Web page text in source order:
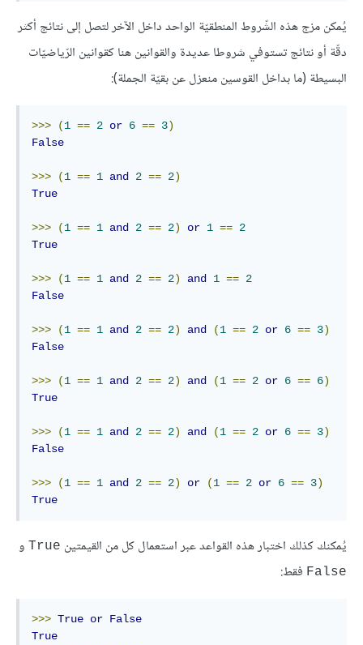
يُمكن مزج هذه الشّروط المنطقيّة الواحد داخل الآخر لتصل إلى نتائج أكثر
دقّة أو نتائج تستوفي شروطا عديدة والقوانين هنا كقوانين الرّياضيّات
البسيطة (ما بداخل القوسين منعزل عن بقيّة الجملة):
>>> (1 == 2 or 6 == 3)
False
>>> (1 == 1 and 2 == 2)
True
>>> (1 == 1 and 2 == 2) or 1 == 2
True
>>> (1 == 1 and 2 == 2) and 1 == 2
False
>>> (1 == 1 and 2 == 2) and (1 == 2 or 6 == 3)
False
>>> (1 == 1 and 2 == 2) and (1 == 2 or 6 == 6)
True
>>> (1 == 1 and 2 == 2) and (1 == 2 or 6 == 3)
False
>>> (1 == 1 and 2 == 2) or (1 == 2 or 6 == 3)
True
يُمكنك كذلك اختبار هذه القواعد عبر استعمال كل من القيمتين True و
False فقط:
>>> True or False
True